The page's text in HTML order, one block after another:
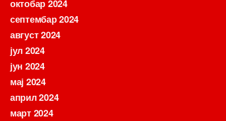
октобар 2024
септембар 2024
август 2024
јул 2024
јун 2024
мај 2024
април 2024
март 2024